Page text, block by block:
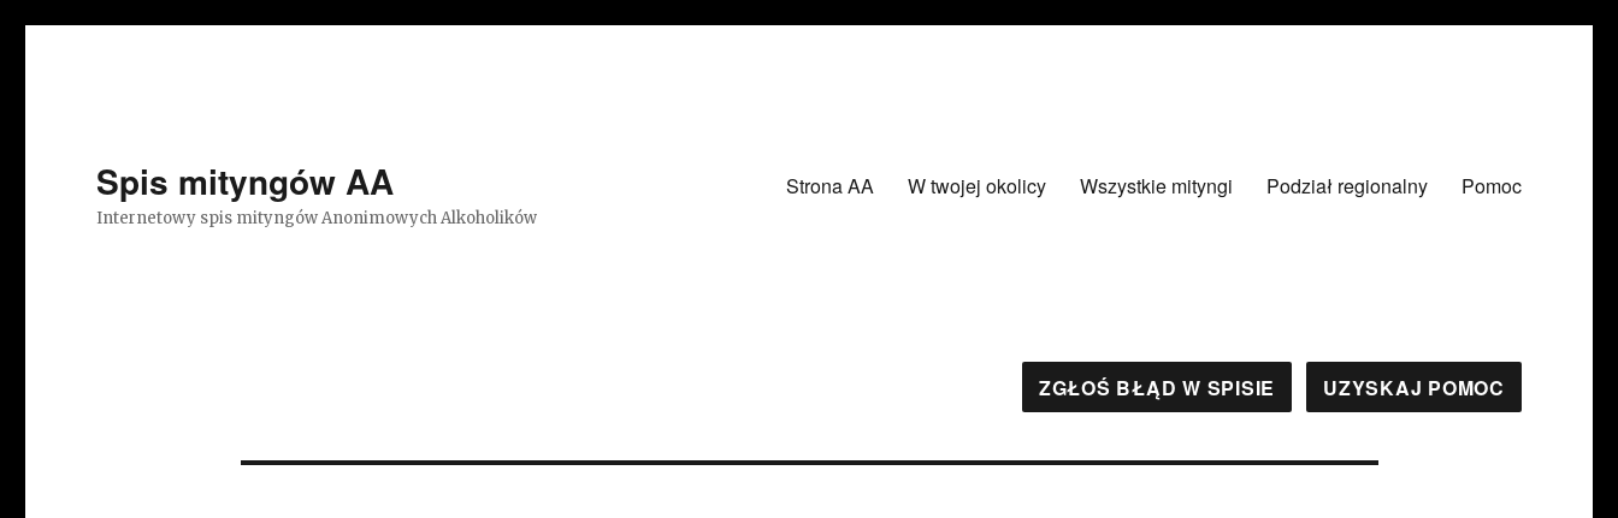
Spis mityngów AA
Internetowy spis mityngów Anonimowych Alkoholików
Strona AA W twojej okolicy Wszystkie mityngi Podział regionalny Pomoc
ZGŁOŚ BŁĄD W SPISIE UZYSKAJ POMOC